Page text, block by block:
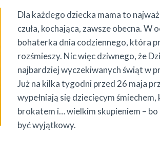
Dla każdego dziecka mama to
czuła, kochająca, zawsze obecna. W
bohaterka dnia codziennego, która
rozśmieszy. Nic więc dziwnego, że
najbardziej wyczekiwanych świąt w
Już na kilka tygodni przed 26 maja
wypełniają się dziecięcym
brokatem i… wielkim skupieniem –
być wyjątkowy.